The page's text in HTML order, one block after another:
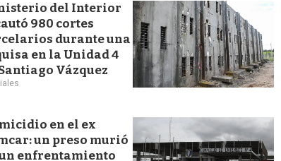
del Interior
980 cortes
durante una
en la Unidad 4
Vázquez
en el ex
un preso murió
enfrentamiento